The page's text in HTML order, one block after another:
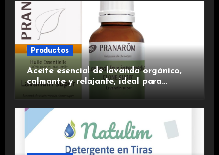
Productos
Aceite esencial de lavanda orgánico,
calmante y relajante, ideal para